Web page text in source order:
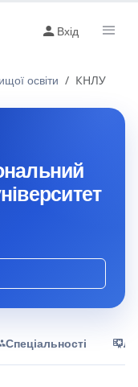
Вхід
освіти КНЛУ
Спеціальності